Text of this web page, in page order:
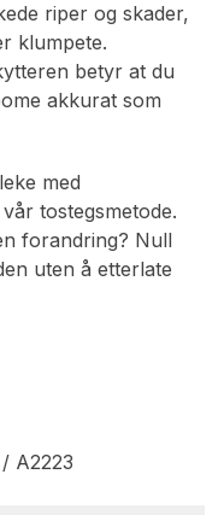
riper og skader,
klumpete.
betyr at du
akkurat som
med
tostegsmetode.
forandring? Null
uten å etterlate
A2223